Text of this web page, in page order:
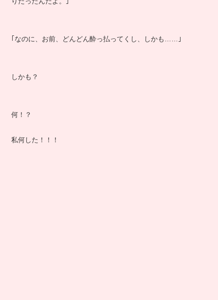
｢なのに、お前、どんどん酔っ払ってくし、しかも……｣
しかも？
何！？
私何した！！！